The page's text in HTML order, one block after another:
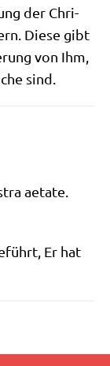
der Chri­
Die­se gibt
von Ihm,
sind.
aet­a­te.
Er hat